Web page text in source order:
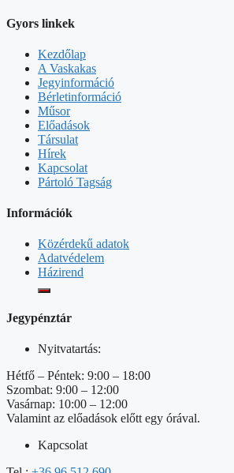
Gyors linkek
Kezdőlap
A Vaskakas
Jegyinformáció
Bérletinformáció
Műsor
Előadások
Társulat
Hírek
Kapcsolat
Pártoló Tagság
Információk
Közérdekű adatok
Adatvédelem
Házirend
Jegypénztár
Nyitvatartás:
Hétfő – Péntek: 9:00 – 18:00
Szombat: 9:00 – 12:00
Vasárnap: 10:00 – 12:00
Valamint az előadások előtt egy órával.
Kapcsolat